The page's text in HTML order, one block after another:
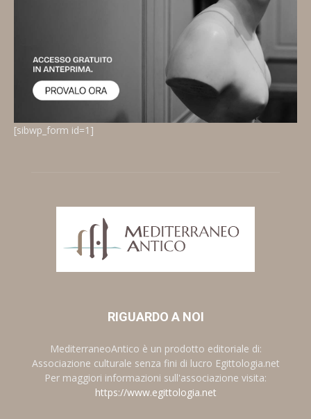
[sibwp_form id=1]
RIGUARDO A NOI
MediterraneoAntico è un prodotto editoriale di:
Associazione culturale senza fini di lucro Egittologia.net
Per maggiori informazioni sull'associazione visita:
https://www.egittologia.net